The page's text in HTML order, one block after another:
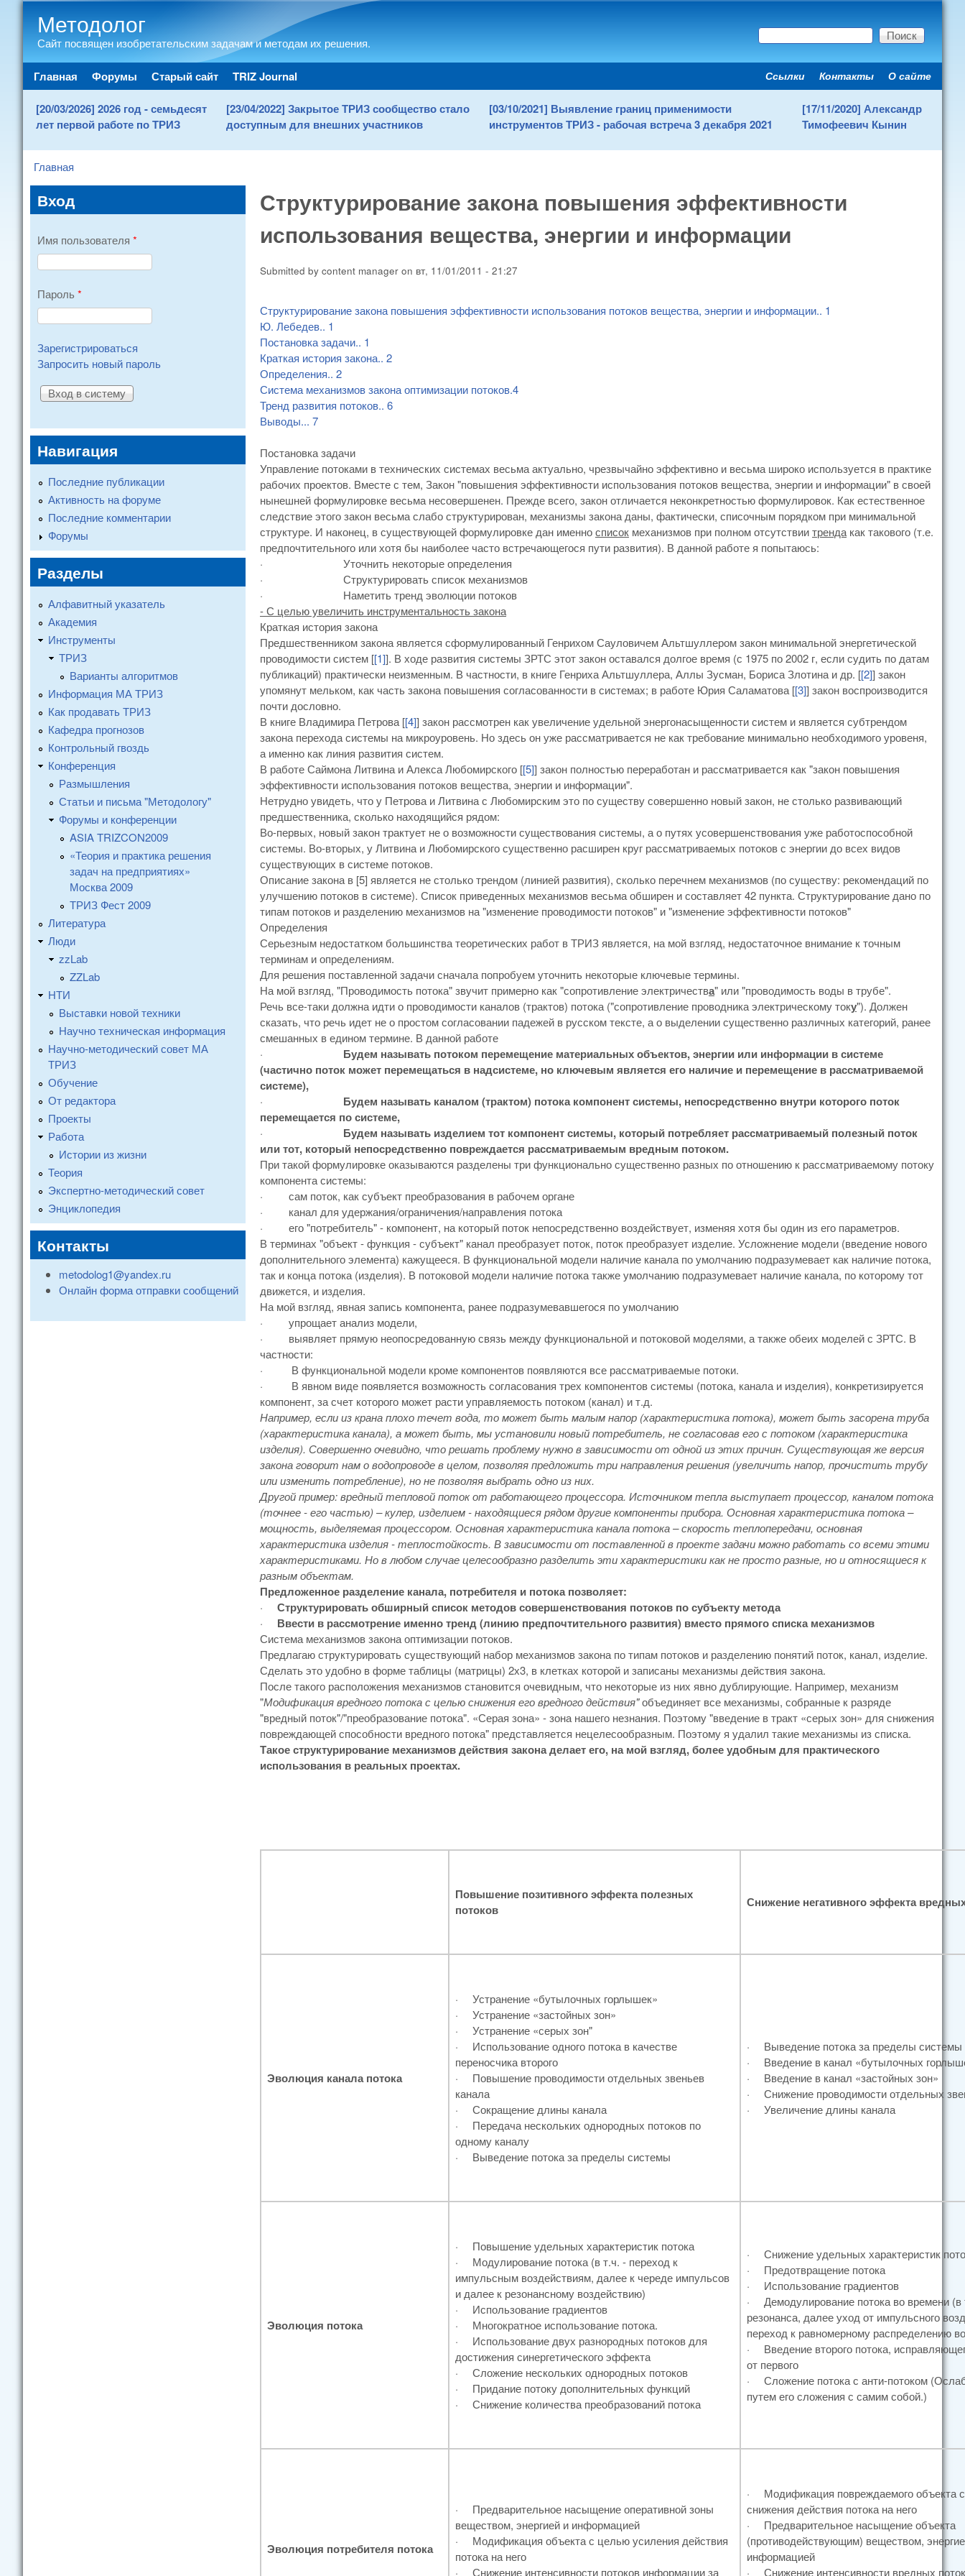
Методолог
Сайт посвящен изобретательским задачам и методам их решения. Форма поиска
Поиск
Main menu
Главная Форумы Старый сайт TRIZ Journal Secondary menu
Ссылки Контакты О сайте
[20/03/2026] 2026 год - семьдесят
лет первой работе по ТРИЗ
[23/04/2022] Закрытое ТРИЗ сообщество стало
доступным для внешних участников
[03/10/2021] Выявление границ применимости
инструментов ТРИЗ - рабочая встреча 3 декабря 2021
[17/11/2020] Александр
Тимофеевич Кынин
You are here
Главная
Структурирование закона повышения эффективности
использования вещества, энергии и информации
Submitted by content manager on вт, 11/01/2011 - 21:27
Структурирование закона повышения эффективности использования потоков вещества, энергии и информации.. 1
Ю. Лебедев.. 1
Постановка задачи.. 1
Краткая история закона.. 2
Определения.. 2
Система механизмов закона оптимизации потоков.4
Тренд развития потоков.. 6
Выводы... 7
Постановка задачи
Управление потоками в технических системах весьма актуально, чрезвычайно эффективно и весьма широко используется в практике
рабочих проектов. Вместе с тем, Закон "повышения эффективности использования потоков вещества, энергии и информации" в своей
нынешней формулировке весьма несовершенен. Прежде всего, закон отличается неконкретностью формулировок. Как естественное
следствие этого закон весьма слабо структурирован, механизмы закона даны, фактически, списочным порядком при минимальной
структуре. И наконец, в существующей формулировке дан именносписок механизмов при полном отсутствиитренда как такового (т.е.
предпочтительного или хотя бы наиболее часто встречающегося пути развития). В данной работе я попытаюсь:
·
Уточнить некоторые определения
·
Структурировать список механизмов
·
Наметить тренд эволюции потоков
- С целью увеличить инструментальность закона
Краткая история закона
Предшественником закона является сформулированный Генрихом Сауловичем Альтшуллером закон минимальной энергетической
проводимости систем [[1]]. В ходе развития системы ЗРТС этот закон оставался долгое время (с 1975 по 2002 г, если судить по датам
публикаций) практически неизменным. В частности, в книге Генриха Альтшуллера, Аллы Зусман, Бориса Злотина и др. [[2]] закон
упомянут мельком, как часть закона повышения согласованности в системах; в работе Юрия Саламатова [[3]] закон воспроизводится
почти дословно.
В книге Владимира Петрова [[4]] закон рассмотрен как увеличение удельной энергонасыщенности систем и является субтрендом
закона перехода системы на микроуровень. Но здесь он уже рассматривается не как требование минимально необходимого уровеня,
а именно как линия развития систем.
В работе Саймона Литвина и Алекса Любомирского [[5]] закон полностью переработан и рассматривается как "закон повышения
эффективности использования потоков вещества, энергии и информации".
Нетрудно увидеть, что у Петрова и Литвина с Любомирским это по существу совершенно новый закон, не столько развивающий
предшественника, сколько находящийся рядом:
Во-первых, новый закон трактует не о возможности существования системы, а о путях усовершенствования уже работоспособной
системы. Во-вторых, у Литвина и Любомирского существенно расширен круг рассматриваемых потоков с энергии до всех видов
существующих в системе потоков.
Описание закона в [5] является не столько трендом (линией развития), сколько перечнем механизмов (по существу: рекомендаций по
улучшению потоков в системе). Список приведенных механизмов весьма обширен и составляет 42 пункта. Структурирование дано по
типам потоков и разделению механизмов на "изменение проводимости потоков" и "изменение эффективности потоков"
Определения
Серьезным недостатком большинства теоретических работ в ТРИЗ является, на мой взгляд, недостаточное внимание к точным
терминам и определениям.
Для решения поставленной задачи сначала попробуем уточнить некоторые ключевые термины.
На мой взгляд, "Проводимость потока" звучит примерно как "сопротивление электричества" или "проводимость воды в трубе".
Речь все-таки должна идти о проводимости каналов (трактов) потока ("сопротивление проводника электрическому току"). Должен
сказать, что речь идет не о простом согласовании падежей в русском тексте, а о выделении существенно различных категорий, ранее
смешанных в едином термине. В данной работе
·
Будем называть потоком перемещение материальных объектов, энергии или информации в системе
(частично поток может перемещаться в надсистеме, но ключевым является его наличие и перемещение в рассматриваемой
системе),
·
Будем называть каналом (трактом) потока компонент системы, непосредственно внутри которого поток
перемещается по системе,
·
Будем называть изделием тот компонент системы, который потребляет рассматриваемый полезный поток
или тот, который непосредственно повреждается рассматриваемым вредным потоком.
При такой формулировке оказываются разделены три функционально существенно разных по отношению к рассматриваемому потоку
компонента системы:
·
сам поток, как субъект преобразования в рабочем органе
·
канал для удержания/ограничения/направления потока
·
его "потребитель" - компонент, на который поток непосредственно воздействует, изменяя хотя бы один из его параметров.
В терминах "объект - функция - субъект" канал преобразует поток, поток преобразует изделие. Усложнение модели (введение нового
дополнительного элемента) кажущееся. В функциональной модели наличие канала по умолчанию подразумевает как наличие потока,
так и конца потока (изделия). В потоковой модели наличие потока также умолчанию подразумевает наличие канала, по которому тот
движется, и изделия.
На мой взгляд, явная запись компонента, ранее подразумевавшегося по умолчанию
·
упрощает анализ модели,
·
выявляет прямую неопосредованную связь между функциональной и потоковой моделями, а также обеих моделей с ЗРТС. В
частности:
·
В функциональной модели кроме компонентов появляются все рассматриваемые потоки.
·
В явном виде появляется возможность согласования трех компонентов системы (потока, канала и изделия), конкретизируется
компонент, за счет которого может расти управляемость потоком (канал) и т.д.
Например, если из крана плохо течет вода, то может быть малым напор (характеристика потока), может быть засорена труба
(характеристика канала), а может быть, мы установили новый потребитель, не согласовав его с потоком (характеристика
изделия). Совершенно очевидно, что решать проблему нужно в зависимости от одной из этих причин. Существующая же версия
закона говорит нам о водопроводе в целом, позволяя предложить три направления решения (увеличить напор, прочистить трубу
или изменить потребление), но не позволяя выбрать одно из них.
Другой пример: вредный тепловой поток от работающего процессора. Источником тепла выступает процессор, каналом потока
(точнее - его частью) – кулер, изделием - находящиеся рядом другие компоненты прибора. Основная характеристика потока –
мощность, выделяемая процессором. Основная характеристика канала потока – скорость теплопередачи, основная
характеристика изделия - теплостойкость. В зависимости от поставленной в проекте задачи можно работать со всеми этими
характеристиками. Но в любом случае целесообразно разделить эти характеристики как не просто разные, но и относящиеся к
разным объектам.
Предложенное разделение канала, потребителя и потока позволяет:
· Структурировать обширный список методов совершенствования потоков по субъекту метода
· Ввести в рассмотрение именно тренд (линию предпочтительного развития) вместо прямого списка механизмов
Система механизмов закона оптимизации потоков.
Предлагаю структурировать существующий набор механизмов закона по типам потоков и разделению понятий поток, канал, изделие.
Сделать это удобно в форме таблицы (матрицы) 2х3, в клетках которой и записаны механизмы действия закона.
После такого расположения механизмов становится очевидным, что некоторые из них явно дублирующие. Например, механизм
"Модификация вредного потока с целью снижения его вредного действия"объединяет все механизмы, собранные к разряде
"вредный поток"/"преобразование потока". «Серая зона» - зона нашего незнания. Поэтому "введение в тракт «серых зон» для снижения
повреждающей способности вредного потока" представляется нецелесообразным. Поэтому я удалил такие механизмы из списка.
Такое структурирование механизмов действия закона делает его, на мой взгляд, более удобным для практического
использования в реальных проектах.
Повышение позитивного эффекта полезных
потоков
Снижение негативного эффекта
Эволюция канала потока
·
Устранение «бутылочных горлышек»
·
Устранение «застойных зон»
·
Устранение «серых зон"
·
Использование одного потока в качестве
переносчика второго
·
Повышение проводимости отдельных звеньев
канала
·
Сокращение длины канала
·
Передача нескольких однородных потоков по
одному каналу
·
Выведение потока за пределы системы
·
Выведение потока за пределы системы
·
Введение в канал «бутылочных
·
Введение в канал «застойных зон»
·
Снижение проводимости отдельных
·
Увеличение длины канала
Эволюция потока
·
Повышение удельных характеристик потока
·
Модулирование потока (в т.ч. - переход к
импульсным воздействиям, далее к череде импульсов
и далее к резонансному воздействию)
·
Использование градиентов
·
Многократное использование потока.
·
Использование двух разнородных потоков для
достижения синергетического эффекта
·
Сложение нескольких однородных потоков
·
Придание потоку дополнительных функций
·
Снижение количества преобразований потока
·
Снижение удельных характеристик
·
Предотвращение потока
·
Использование градиентов
·
Демодулирование потока во времени (в
резонанса, далее уход от импульсного
переход к равномерному распределению
·
Введение второго потока,
от первого
·
Сложение потока с анти-потоком
путем его сложения с самим собой.)
Эволюция потребителя потока
·
Предварительное насыщение оперативной зоны
веществом, энергией и информацией
·
Модификация объекта с целью усиления действия
потока на него
·
Снижение интенсивности потоков информации за
·
Модификация повреждаемого объекта
снижения действия потока на него
·
Предварительное насыщение объекта
(противодействующим) веществом,
информацией
·
Снижение интенсивности вредных
Вход
Имя пользователя *
Пароль *
Зарегистрироваться
Запросить новый пароль
Навигация
Последние публикации
Активность на форуме
Последние комментарии
Форумы
Разделы
Алфавитный указатель
Академия
Инструменты
ТРИЗ
Варианты алгоритмов
Информация МА ТРИЗ
Как продавать ТРИЗ
Кафедра прогнозов
Контрольный гвоздь
Конференция
Размышления
Статьи и письма "Методологу"
Форумы и конференции
ASIA TRIZCON2009
«Теория и практика решения
задач на предприятиях»
Москва 2009
ТРИЗ Фест 2009
Литература
Люди
zzLab
ZZLab
НТИ
Выставки новой техники
Научно техническая информация
Научно-методический совет МА
ТРИЗ
Обучение
От редактора
Проекты
Работа
Истории из жизни
Теория
Экспертно-методический совет
Энциклопедия
Контакты
metodolog1@yandex.ru
Онлайн форма отправки сообщений